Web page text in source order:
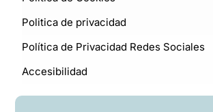
Politica de privacidad
Política de Privacidad Redes Sociales
Accesibilidad